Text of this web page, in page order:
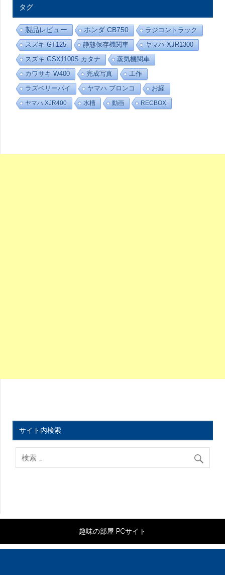
屋
カ
テ
ゴ
リ
ー
タグ
製品レビュー ホンダ CB750
ラジコントラック
スズキ GT125
静態保存機関車
ヤマハ XJR1300
スズキ GSX1100S カタナ
蒸気機関車
カワサキ W400
完成写真
工作
ラズベリーパイ
ヤマハ ブロンコ お経
ヤマハ XJR400 水槽 動画 RECBOX
サイト内検索
趣味の部屋 PCサイト